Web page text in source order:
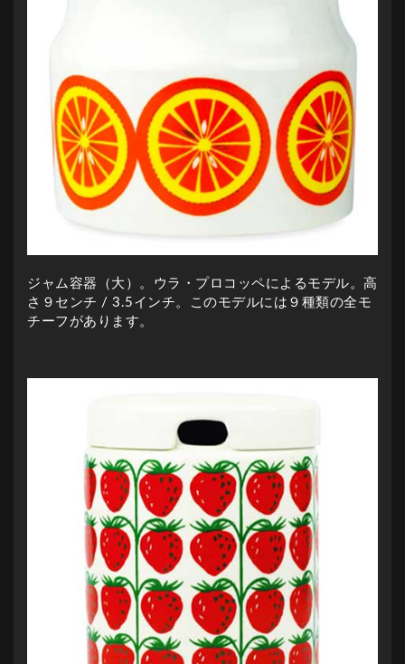
ジャム容器（大）。ウラ・プロコッペによるモデル。高
さ９センチ / 3.5インチ。このモデルには９種類の全モ
チーフがあります。